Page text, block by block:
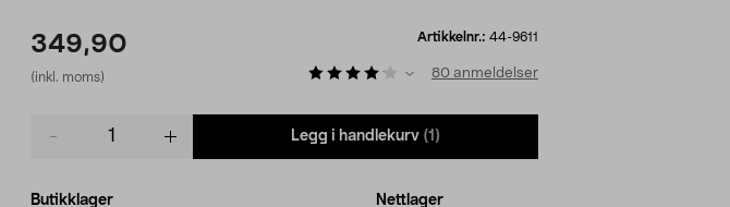
349,90
(inkl. moms)
Artikkelnr.: 44-9611
80 anmeldelser
Legg i handlekurv (1)
Butikklager
Nettlager